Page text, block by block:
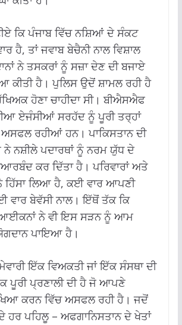
ਕਿ ਪੰਜਾਬ ਵਿੱਚ ਨਸ਼ਿਆਂ ਦੇ ਸੰਕਟ
ਹੈ, ਤਾਂ ਜਵਾਬ ਬੇਚੈਨੀ ਨਾਲ ਵਿਸ਼ਾਲ
ਨੇ ਤਸਕਰਾਂ ਨੂੰ ਸਜ਼ਾ ਦੇਣ ਦੀ ਬਜਾਏ
ਕੀਤੀ ਹੈ। ਪੁਲਿਸ ਉਦੋਂ ਸ਼ਾਮਲ ਰਹੀ ਹੈ
ਹੋਣਾ ਚਾਹੀਦਾ ਸੀ। ਬੀਐਸਐਫ
ਏਜੰਸੀਆਂ ਸਰਹੱਦ ਨੂੰ ਪੂਰੀ ਤਰ੍ਹਾਂ
ਰਹੀਆਂ ਹਨ। ਪਾਕਿਸਤਾਨ ਦੀ
ਪਦਾਰਥਾਂ ਨੂੰ ਨਰਮ ਯੁੱਧ ਦੇ
ਕਰ ਦਿੱਤਾ ਹੈ। ਪਰਿਵਾਰਾਂ ਅਤੇ
ਹਿੱਸਾ ਲਿਆ ਹੈ, ਕਈ ਵਾਰ ਆਪਣੀ
ਵਾਰ ਬੇਵੱਸੀ ਨਾਲ। ਇੱਥੋਂ ਤੱਕ ਕਿ
ਨੇ ਵੀ ਇਸ ਸੜਨ ਨੂੰ ਆਮ
ਪਾਇਆ ਹੈ।
ਇੱਕ ਵਿਅਕਤੀ ਜਾਂ ਇੱਕ ਸੰਸਥਾ ਦੀ
ਪੂਰੀ ਪ੍ਰਣਾਲੀ ਦੀ ਹੈ ਜੋ ਆਪਣੇ
ਕਰਨ ਵਿੱਚ ਅਸਫਲ ਰਹੀ ਹੈ। ਜਦੋਂ
ਪਹਿਲੂ – ਅਫਗਾਨਿਸਤਾਨ ਦੇ ਖੇਤਾਂ